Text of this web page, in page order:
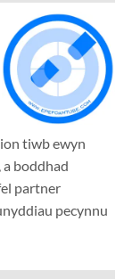
tiwb ewyn
a boddhad
partner
pecynnu